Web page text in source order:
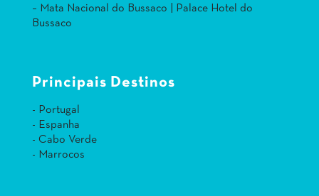
– Mata Nacional do Bussaco | Palace Hotel do
Bussaco
Principais Destinos
- Portugal
- Espanha
- Cabo Verde
- Marrocos